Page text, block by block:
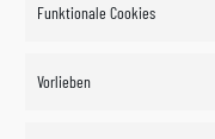
Funktionale Cookies
Vorlieben